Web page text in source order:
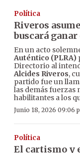
Política
Riveros
buscará
En un acto
Auténtico (PLRA)
Directorio al
Alcides Riveros,
partido fue un
las demás
habilitantes a los
Junio 18, 2026 09:06
Política
El cartismo y